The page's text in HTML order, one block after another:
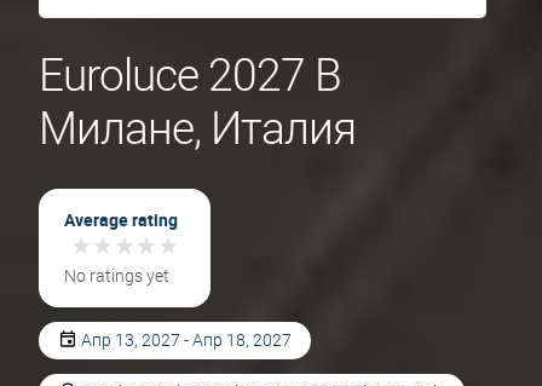
Euroluce 2027 В
Милане, Италия
Average rating
★★★★★
★★★★★
No ratings yet
Апр 13, 2027 - Апр 18, 2027